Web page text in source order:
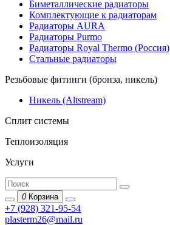
Биметаллические радиаторы
Комплектующие к радиаторам
Радиаторы AURA
Радиаторы Purmo
Радиаторы Royal Thermo (Россия)
Стальные радиаторы
Резьбовые фитинги (бронза, никель)
Никель (Altstream)
Сплит системы
Теплоизоляция
Услуги
0 Корзина
+7 (928) 321-95-54
plasterm26@mail.ru